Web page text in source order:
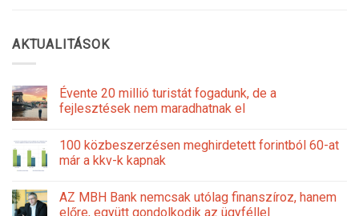
AKTUALITÁSOK
Évente 20 millió turistát fogadunk, de a
fejlesztések nem maradhatnak el
100 közbeszerzésen meghirdetett forintból 60-at
már a kkv-k kapnak
AZ MBH Bank nemcsak utólag finanszíroz, hanem
előre, együtt gondolkodik az ügyféllel